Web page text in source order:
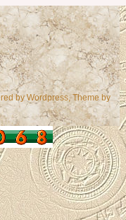
byWordpress, Theme by